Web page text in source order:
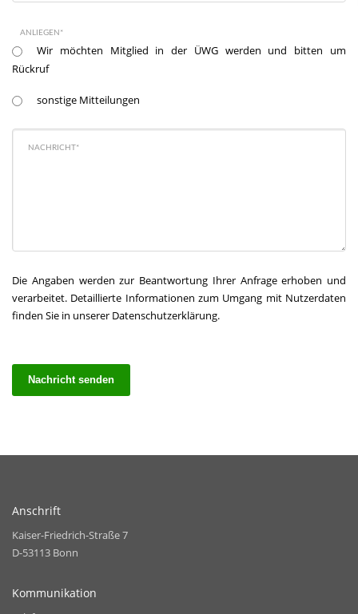
ANLIEGEN*
Wir möchten Mitglied in der ÜWG werden und bitten um
Rückruf
sonstige Mitteilungen
NACHRICHT*
Die Angaben werden zur Beantwortung Ihrer Anfrage erhoben und
verarbeitet. Detaillierte Informationen zum Umgang mit Nutzerdaten
finden Sie in unserer Datenschutzerklärung.
Nachricht senden
Anschrift
Kaiser-Friedrich-Straße 7
D-53113 Bonn
Kommunikation